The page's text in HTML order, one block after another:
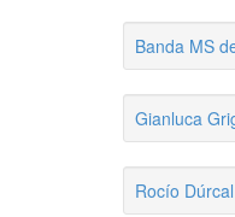
Banda MS
Gianluca
Rocío